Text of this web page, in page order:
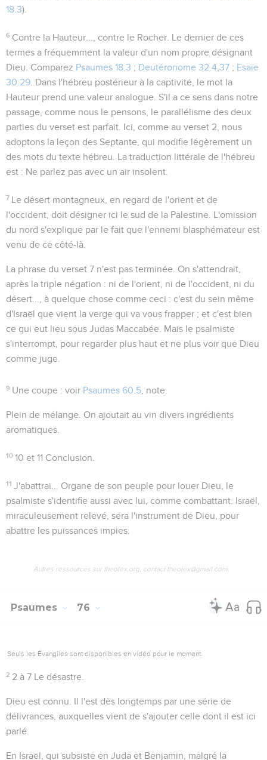
18.3).
6 Contre la Hauteur..., contre le Rocher . Le dernier de ces
termes a fréquemment la valeur d'un nom propre désignant
Dieu. Comparez Psaumes 18.3 ; Deutéronome 32.4 37 ; Esaïe
30.29 . Dans l'hébreu postérieur à la captivité, le mot la
Hauteur prend une valeur analogue. S'il a ce sens dans notre
passage, comme nous le pensons, le parallélisme des deux
parties du verset est parfait. Ici, comme au verset 2, nous
adoptons la leçon des Septante, qui modifie légèrement un
des mots du texte hébreu. La traduction littérale de l'hébreu
est : Ne parlez pas avec un air insolent
7 Le désert montagneux , en regard de l'orient et de
l'occident, doit désigner ici le sud de la Palestine. L'omission
du nord s'explique par le fait que l'ennemi blasphémateur est
venu de ce côté-là.
La phrase du verset 7 n'est pas terminée. On s'attendrait,
après la triple négation : ni de l'orient, ni de l'occident, ni du
désert...
, à quelque chose comme ceci : c'est du sein même
d'Israël que vient la verge qui va vous frapper ; et c'est bien
ce qui eut lieu sous Judas Maccabée. Mais le psalmiste
s'interrompt, pour regarder plus haut et ne plus voir que Dieu
comme juge.
9 Une coupe : voir Psaumes 60.5 , note.
Plein de mélange . On ajoutait au vin divers ingrédients
aromatiques.
10 10 et 11 Conclusion.
11 J'abattrai...
Organe de son peuple pour louer Dieu, le
psalmiste s'identifie aussi avec lui, comme combattant. Israël,
miraculeusement relevé, sera l'instrument de Dieu, pour
abattre les puissances impies.
Autres ressources sur theotex.org, contact theotex@gmail.com
Psaumes 76
Seuls les Évangiles sont disponibles en vidéo pour le moment.
2 2 à 7 Le désastre.
Dieu est connu . Il l'est dès longtemps par une série de
délivrances, auxquelles vient de s'ajouter celle dont il est ici
parlé.
En Israël , qui subsiste en Juda et Benjamin, malgré la